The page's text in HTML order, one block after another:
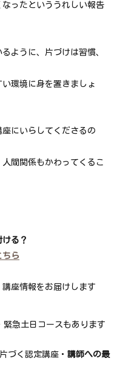
ったといううれしい報告
ように、片づけは習慣、
環境に身を置きましょ
にいらしてくださるの
間関係もかわってくるこ
る？
ちら
座情報をお届けします
急土日コースもあります
づく認定講座・ 講師への最